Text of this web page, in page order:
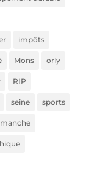
impôts
Mons orly
RIP
seine sports